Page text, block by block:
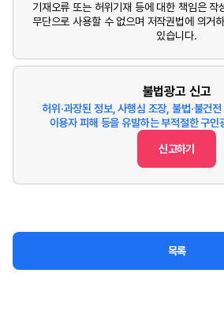
기재오류 또는 허위기재 등에 대한 책임은 작
무단으로 사용할 수 없으며 저작권법에 의거
있습니다.
불법광고 신고
허위·과장된 정보, 사행심 조장, 불법·불건
이용자 피해 등을 유발하는 부적절한 구인
신고하기
목록